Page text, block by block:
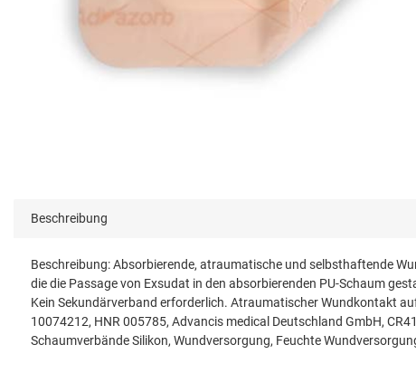
Beschreibung
Beschreibung: Absorbierende, atraumatische und selbsthaftende
die die Passage von Exsudat in den absorbierenden PU-Schaum
Kein Sekundärverband erforderlich. Atraumatischer Wundkontakt
10074212, HNR 005785, Advancis medical Deutschland GmbH,
Schaumverbände Silikon, Wundversorgung, Feuchte